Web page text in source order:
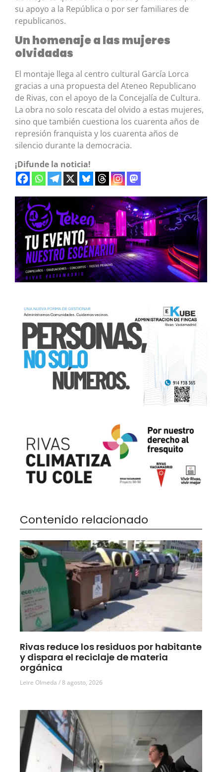
su apoyo a la República o por ser familiares de
republicanos.
Un homenaje a las mujeres
olvidadas
El montaje llega al centro cultural García Lorca
gracias a una propuesta del Ateneo Republicano
de Rivas, con el apoyo de la Concejalía de Cultura.
La obra no solo rescata del olvido a estas mujeres,
sino que también cuestiona los cuarenta años de
represión franquista y los cuarenta años de
silencio durante la democracia.
¡Difunde la noticia!
Contenido relacionado
Rivas reduce los residuos por habitante
y dispara el reciclaje de materia
orgánica
Leire Olmeda 8 agosto, 2026